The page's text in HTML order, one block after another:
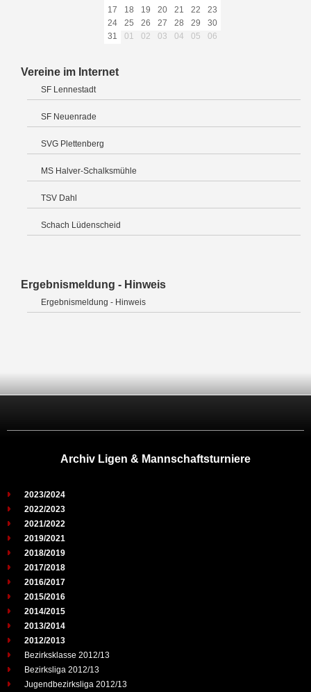
17
18 19 20 21 22
23
24
25 26 27 28 29
30
31
01 02 03 04 05 06
Vereine im Internet
SF Lennestadt
SF Neuenrade
SVG Plettenberg
MS Halver-Schalksmühle
TSV Dahl
Schach Lüdenscheid
Ergebnismeldung - Hinweis
Ergebnismeldung - Hinweis
Archiv Ligen & Mannschaftsturniere
2023/2024
2022/2023
2021/2022
2019/2021
2018/2019
2017/2018
2016/2017
2015/2016
2014/2015
2013/2014
2012/2013
Bezirksklasse 2012/13
Bezirksliga 2012/13
Jugendbezirksliga 2012/13